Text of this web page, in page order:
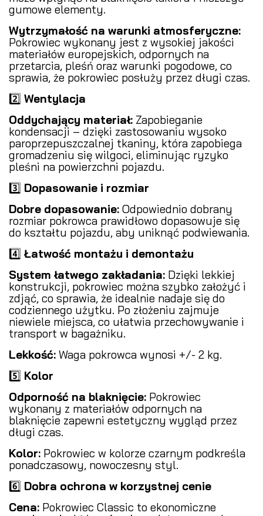
gumowe elementy.
Wytrzymałość na warunki atmosferyczne:
Pokrowiec wykonany jest z wysokiej jakości
materiałów europejskich, odpornych na
przetarcia, pleśń oraz warunki pogodowe, co
sprawia, że pokrowiec posłuży przez długi czas.
2️⃣ Wentylacja
Oddychający materiał: Zapobieganie
kondensacji – dzięki zastosowaniu wysoko
paroprzepuszczalnej tkaniny, która zapobiega
gromadzeniu się wilgoci, eliminując ryzyko
pleśni na powierzchni pojazdu.
3️⃣ Dopasowanie i rozmiar
Dobre dopasowanie: Odpowiednio dobrany
rozmiar pokrowca prawidłowo dopasowuje się
do kształtu pojazdu, aby uniknąć podwiewania.
4️⃣ Łatwość montażu i demontażu
System łatwego zakładania: Dzięki lekkiej
konstrukcji, pokrowiec można szybko założyć i
zdjąć, co sprawia, że idealnie nadaje się do
codziennego użytku. Po złożeniu zajmuje
niewiele miejsca, co ułatwia przechowywanie i
transport w bagażniku.
Lekkość: Waga pokrowca wynosi +/- 2 kg.
5️⃣ Kolor
Odporność na blaknięcie: Pokrowiec
wykonany z materiałów odpornych na
blaknięcie zapewni estetyczny wygląd przez
długi czas.
Kolor: Pokrowiec w kolorze czarnym podkreśla
ponadczasowy, nowoczesny styl.
6️⃣ Dobra ochrona w korzystnej cenie
Cena: Pokrowiec Classic to ekonomiczne